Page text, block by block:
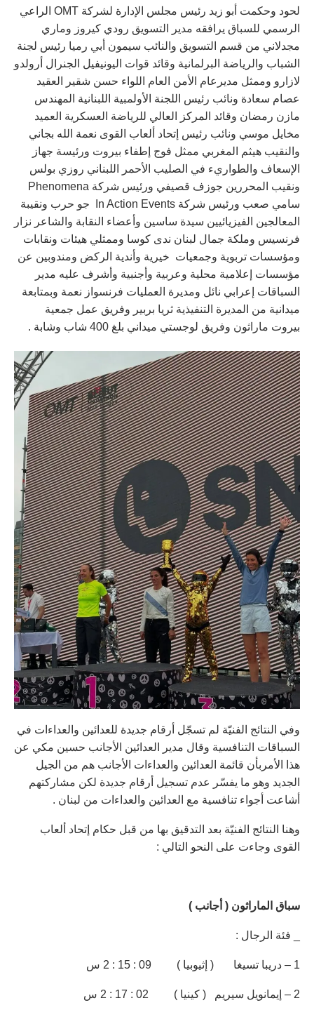
لحود وحكمت أبو زيد رئيس مجلس الإدارة لشركة OMT الراعي
الرسمي للسباق يرافقه مدير التسويق رودي كيروز وماري
مجدلاني من قسم التسويق والنائب سيمون أبي رميا رئيس لجنة
الشباب والرياضة البرلمانية وقائد قوات اليونيفيل الجنرال أرولدو
لازارو وممثل مديرعام الأمن العام اللواء حسن شقير العقيد
عصام سعادة ونائب رئيس اللجنة الأولمبية اللبنانية المهندس
مازن رمضان وقائد المركز العالي للرياضة العسكرية العميد
مخايل موسي ونائب رئيس إتحاد ألعاب القوى نعمة الله بجاني
والنقيب هيثم المغربي ممثل فوج إطفاء بيروت ورئيسة جهاز
الإسعاف والطواريء في الصليب الأحمر اللبناني روزي بولس
ونقيب المحررين جوزف قصيفي ورئيس شركة Phenomena
سامي صعب ورئيس شركة In Action Events جو حرب ونقيبة
المعالجين الفيزيائيين سيدة ساسين وأعضاء النقابة والشاعر نزار
فرنسيس وملكة جمال لبنان ندى كوسا وممثلي هيئات ونقابات
ومؤسسات تربوية وجمعيات خيرية وأندية الركض ومندوبين عن
مؤسسات إعلامية محلية وعربية وأجنبية وأشرف عليه مدير
السباقات إعرابي نائل ومديرة العمليات فرنسواز نعمة وبمتابعة
ميدانية من المديرة التنفيذية ثريا بربير وفريق عمل جمعية
بيروت ماراثون وفريق لوجستي ميداني بلغ 400 شاب وشابة .
وفي النتائج الفنيّة لم تسجّل أرقام جديدة للعدائين والعداءات في
السباقات التنافسية وقال مدير العدائين الأجانب حسين مكي عن
هذا الأمربأن قائمة العدائين والعداءات الأجانب هم من الجيل
الجديد وهو ما يفسّر عدم تسجيل أرقام جديدة لكن مشاركتهم
أشاعت أجواء تنافسية مع العدائين والعداءات من لبنان .
وهنا النتائج الفنيّة بعد التدقيق بها من قبل حكام إتحاد ألعاب
القوى وجاءت على النحو التالي :
سباق الماراثون ( أجانب )
_ فئة الرجال :
1 – دريبا تسيغا ( إثيوبيا ) 09 : 15 : 2 س
2 – إيمانويل سيريم ( كينيا ) 02 : 17 : 2 س